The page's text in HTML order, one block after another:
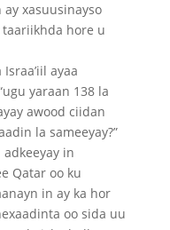
xasuusinayso
taariikhda hore u
ayaa
yaraan 138 la
awood ciidan
la sameeyay?”
in
Qatar oo ku
in ay ka hor
oo sida uu